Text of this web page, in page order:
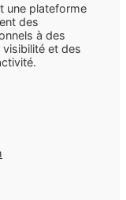
une plateforme
des
à des
et des